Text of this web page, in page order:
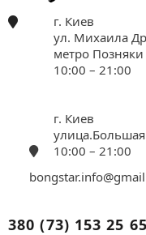
г. Киев
ул. Михаила
метро Позняки
10:00 – 21:00
г. Киев
10:00 – 21:00
380 (73) 153 25 65